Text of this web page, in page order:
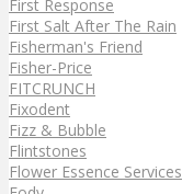
First Response
First Salt After The Rain
Fisherman's Friend
Fisher-Price
FITCRUNCH
Fixodent
Fizz & Bubble
Flintstones
Flower Essence Services